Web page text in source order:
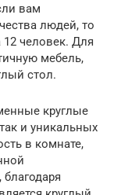
вам
людей, то
человек. Для
мебель,
стол.
круглые
и уникальных
в комнате,